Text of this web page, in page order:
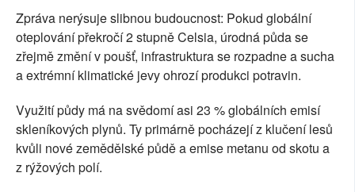
Zpráva nerýsuje slibnou budoucnost: Pokud globální
oteplování překročí 2 stupně Celsia, úrodná půda se
zřejmě změní v poušť, infrastruktura se rozpadne a sucha
a extrémní klimatické jevy ohrozí produkci potravin.
Využití půdy má na svědomí asi 23 % globálních emisí
skleníkových plynů. Ty primárně pocházejí z klučení lesů
kvůli nové zemědělské půdě a emise metanu od skotu a
z rýžových polí.